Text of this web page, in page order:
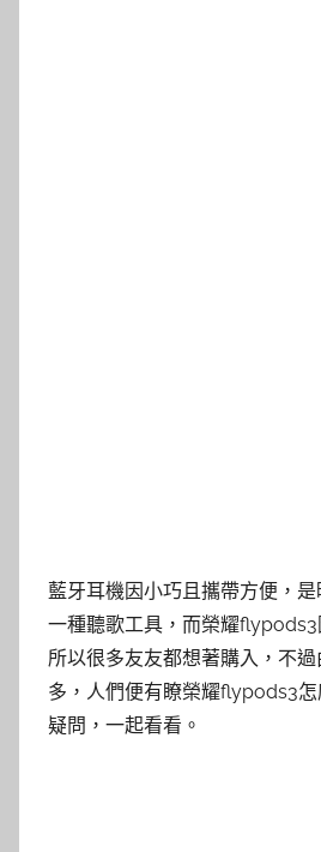
藍牙耳機因小巧且攜帶方便，
一種聽歌工具，而榮耀flypods3
所以很多友友都想著購入，不
多，人們便有瞭榮耀flypods3
疑問，一起看看。